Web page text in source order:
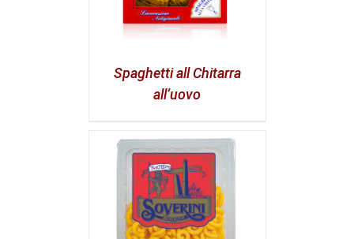
Spaghetti all Chitarra
all’uovo